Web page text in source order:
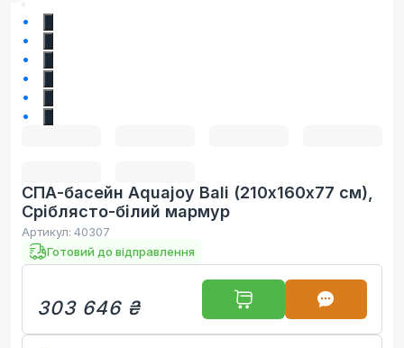
СПА-басейн Aquajoy Bali (210х160х77 см),
Сріблясто-білий мармур
Артикул: 40307
Готовий до відправлення
303 646 ₴